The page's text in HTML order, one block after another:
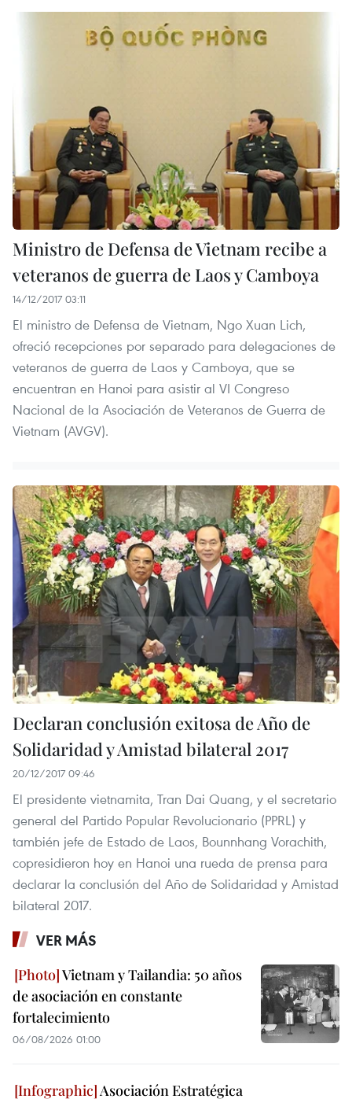
Ministro de Defensa de Vietnam recibe a
veteranos de guerra de Laos y Camboya
14/12/2017 03:11
El ministro de Defensa de Vietnam, Ngo Xuan Lich,
ofreció recepciones por separado para delegaciones de
veteranos de guerra de Laos y Camboya, que se
encuentran en Hanoi para asistir al VI Congreso
Nacional de la Asociación de Veteranos de Guerra de
Vietnam (AVGV).
Declaran conclusión exitosa de Año de
Solidaridad y Amistad bilateral 2017
20/12/2017 09:46
El presidente vietnamita, Tran Dai Quang, y el secretario
general del Partido Popular Revolucionario (PPRL) y
también jefe de Estado de Laos, Bounnhang Vorachith,
copresidieron hoy en Hanoi una rueda de prensa para
declarar la conclusión del Año de Solidaridad y Amistad
bilateral 2017.
VER MÁS
Vietnam y Tailandia: 50 años
de asociación en constante
fortalecimiento
06/08/2026 01:00
Asociación Estratégica